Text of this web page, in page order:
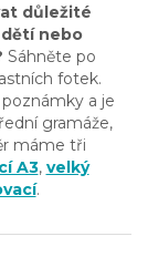
důležité
nebo
Sáhněte po
fotek.
a je
gramáže,
máme tři
A3, velký
.